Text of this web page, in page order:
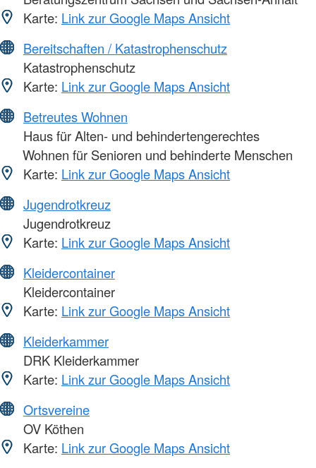
Karte: Link zur Google Maps Ansicht
Bereitschaften / Katastrophenschutz
Katastrophenschutz
Karte: Link zur Google Maps Ansicht
Betreutes Wohnen
Haus für Alten- und behindertengerechtes
Wohnen für Senioren und behinderte Menschen
Karte: Link zur Google Maps Ansicht
Jugendrotkreuz
Jugendrotkreuz
Karte: Link zur Google Maps Ansicht
Kleidercontainer
Kleidercontainer
Karte: Link zur Google Maps Ansicht
Kleiderkammer
DRK Kleiderkammer
Karte: Link zur Google Maps Ansicht
Ortsvereine
OV Köthen
Karte: Link zur Google Maps Ansicht